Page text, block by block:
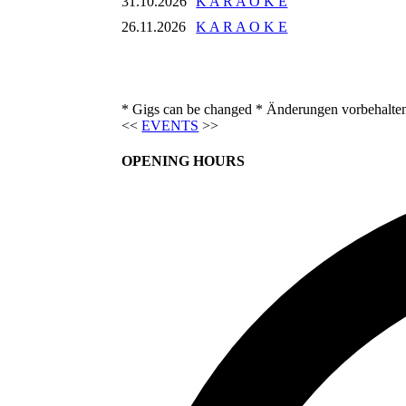
26.11.2026
K A R A O K E
* Gigs can be changed * Änderungen
<<EVENTS >>
OPENING HOURS